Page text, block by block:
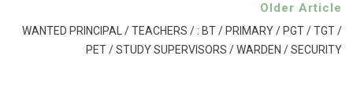
Older Article
WANTED PRINCIPAL / TEACHERS / : BT / PRIMARY / PGT / TGT /
PET / STUDY SUPERVISORS / WARDEN / SECURITY